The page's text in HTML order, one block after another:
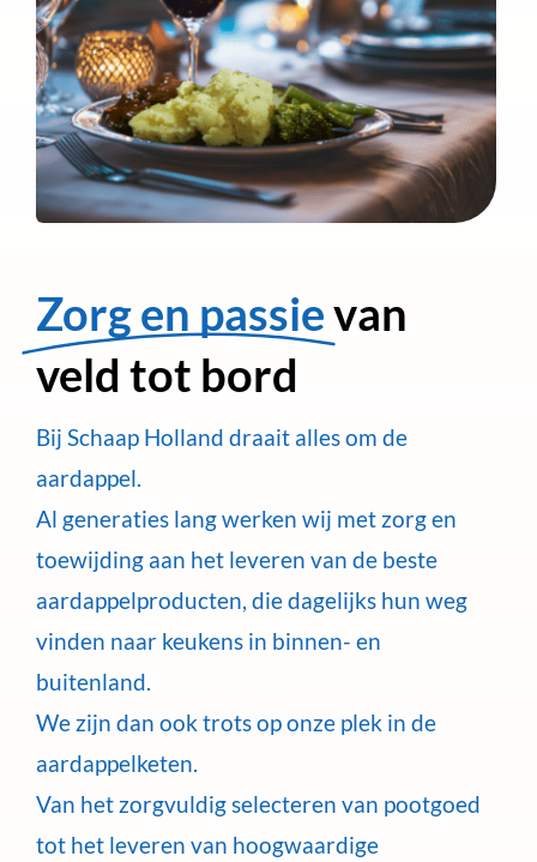
Zorg en passievan
veld tot bord
Bij Schaap Holland draait alles om de
aardappel.
Al generaties lang werken wij met zorg en
toewijding aan het leveren van de beste
aardappelproducten, die dagelijks hun weg
vinden naar keukens in binnen- en
buitenland.
We zijn dan ook trots op onze plek in de
aardappelketen.
Van het zorgvuldig selecteren van pootgoed
tot het leveren van hoogwaardige